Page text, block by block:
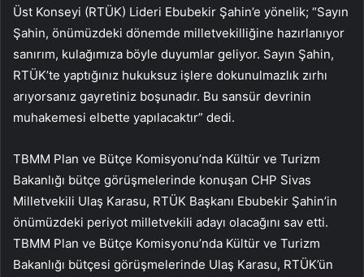
Üst Konseyi (RTÜK) Lideri Ebubekir Şahin’e yönelik; “Sayın
Şahin, önümüzdeki dönemde milletvekilliğine hazırlanıyor
sanırım, kulağımıza böyle duyumlar geliyor. Sayın Şahin,
RTÜK’te yaptığınız hukuksuz işlere dokunulmazlık zırhı
arıyorsanız gayretiniz boşunadır. Bu sansür devrinin
muhakemesi elbette yapılacaktır” dedi.
TBMM Plan ve Bütçe Komisyonu’nda Kültür ve Turizm
Bakanlığı bütçe görüşmelerinde konuşan CHP Sivas
Milletvekili Ulaş Karasu, RTÜK Başkanı Ebubekir Şahin’in
önümüzdeki periyot milletvekili adayı olacağını sav etti.
TBMM Plan ve Bütçe Komisyonu’nda Kültür ve Turizm
Bakanlığı bütçesi görüşmelerinde Ulaş Karasu, RTÜK’ün